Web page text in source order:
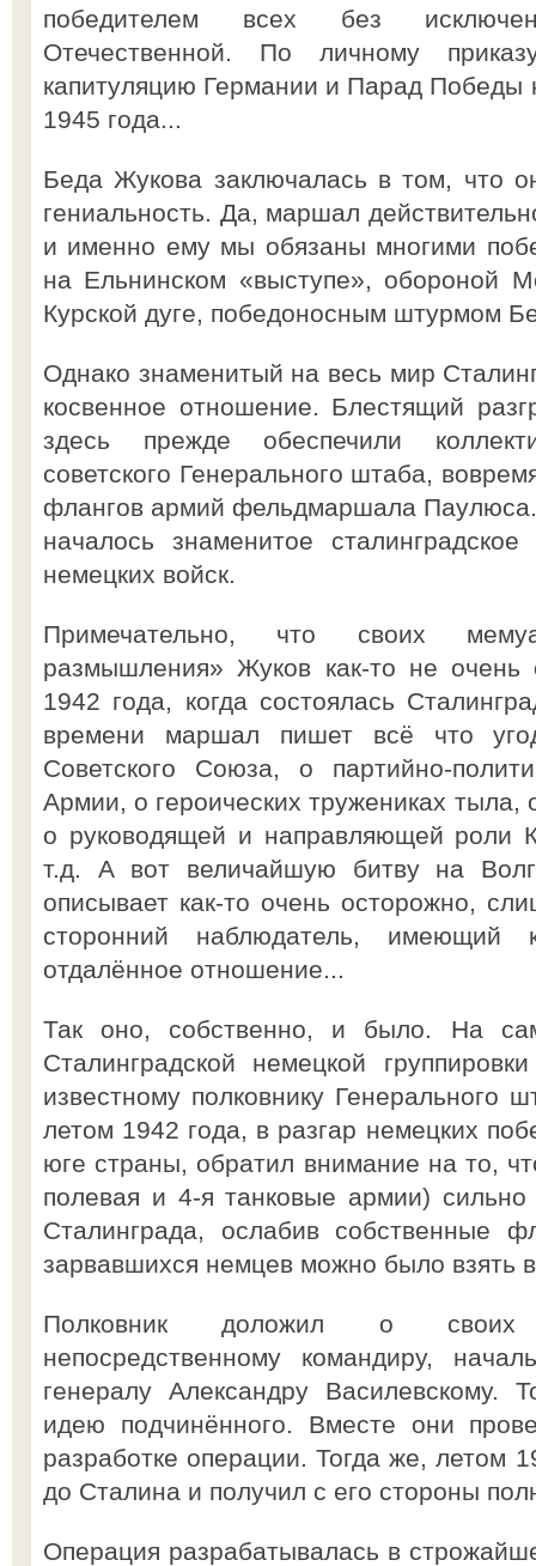
победителем всех без
Отечественной. По личному
капитуляцию Германии и Парад
1945 года...
Беда Жукова заключалась в том, что
гениальность. Да, маршал
и именно ему мы обязаны многими
на Ельнинском «выступе», обороной
Курской дуге, победоносным штурмом
Однако знаменитый на весь мир
косвенное отношение. Блестящий
здесь прежде обеспечили
советского Генерального штаба,
флангов армий фельдмаршала
началось знаменитое
немецких войск.
Примечательно, что своих
размышления» Жуков как-то не очень
1942 года, когда состоялась
времени маршал пишет всё что
Советского Союза, о партийно-
Армии, о героических тружениках тыла,
о руководящей и направляющей роли
т.д. А вот величайшую битву на
описывает как-то очень осторожно,
сторонний наблюдатель,
отдалённое отношение...
Так оно, собственно, и было. На
Сталинградской немецкой
известному полковнику Генерального
летом 1942 года, в разгар немецких
юге страны, обратил внимание на то,
полевая и 4-я танковые армии)
Сталинграда, ослабив собственные
зарвавшихся немцев можно было взять
Полковник доложил о своих
непосредственному командиру,
генералу Александру Василевскому.
идею подчинённого. Вместе они
разработке операции. Тогда же, летом
до Сталина и получил с его стороны
Операция разрабатывалась в